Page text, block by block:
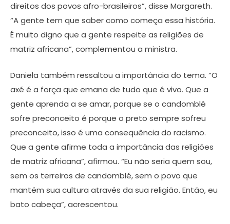
direitos dos povos afro-brasileiros”, disse Margareth.
“A gente tem que saber como começa essa história.
É muito digno que a gente respeite as religiões de
matriz africana”, complementou a ministra.
Daniela também ressaltou a importância do tema. “O
axé é a força que emana de tudo que é vivo. Que a
gente aprenda a se amar, porque se o candomblé
sofre preconceito é porque o preto sempre sofreu
preconceito, isso é uma consequência do racismo.
Que a gente afirme toda a importância das religiões
de matriz africana”, afirmou. “Eu não seria quem sou,
sem os terreiros de candomblé, sem o povo que
mantém sua cultura através da sua religião. Então, eu
bato cabeça”, acrescentou.